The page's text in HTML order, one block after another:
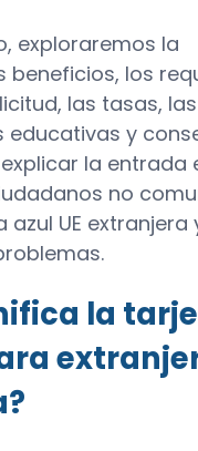
exploraremos la
beneficios, los
las tasas, las
educativas y
la entrada
no
UE extranjera
la